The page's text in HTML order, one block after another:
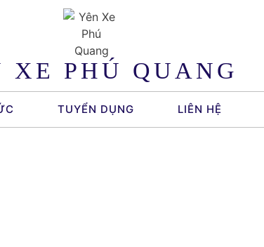
XE PHÚ QUANG
TUYỂN DỤNG LIÊN HỆ